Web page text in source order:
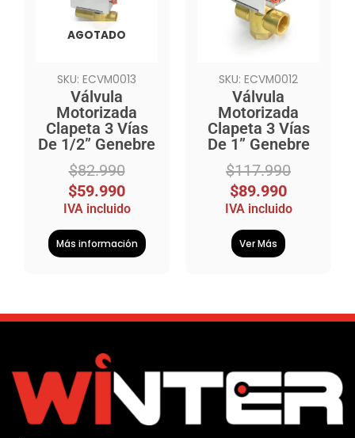
AGOTADO
SKU: ECVM0013
Válvula
Motorizada
Clapeta 3 Vías
De 1/2” Genebre
$82.990
$82.990.
$59.990
$59.990.
IVA incluido
Más información
SKU: ECVM0012
Válvula
Motorizada
Clapeta 3 Vías
De 1” Genebre
$117.990
$117.990.
$89.990
$89.990.
IVA incluido
Ver Más